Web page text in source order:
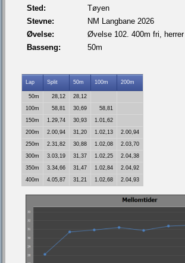
Sted:
Tøyen
Stevne:
NM Langbane 2026
Øvelse:
Øvelse 102. 400m fri, herrer
Basseng:
50m
Lap Split 50m 100m 200m
50m 28,12
28,12
100m
58,81 30,69
58,81
150m
1.29,74 30,93
1.01,62
200m
2.00,94 31,20 1.02,13
2.00,94
250m
2.31,82 30,88 1.02,08
2.03,70
300m
3.03,19 31,37 1.02,25
2.04,38
350m
3.34,66 31,47 1.02,84
2.04,92
400m
4.05,87 31,21 1.02,68 2.04,93